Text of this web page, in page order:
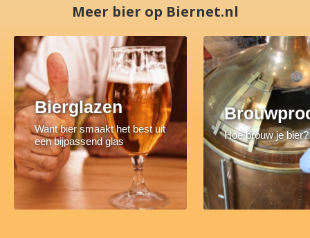
Meer bier op Biernet.nl
Bierglazen
Want bier smaakt het best uit
een bijpassend glas
Hoe brouw je bier?